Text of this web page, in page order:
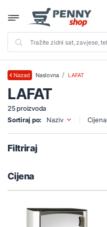
Nazad Naslovna LAFAT
LAFAT
25 proizvoda
Sortiraj po:
Naziv Cijena
Filtriraj
Cijena